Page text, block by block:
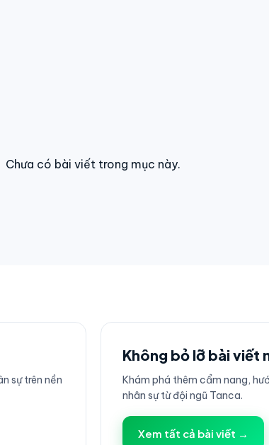
Chưa có bài viết trong mục này.
sự trên nền
Không bỏ lỡ bài viết
Khám phá thêm cẩm nang,
nhân sự từ đội ngũ Tanca.
Xem tất cả bài viết →